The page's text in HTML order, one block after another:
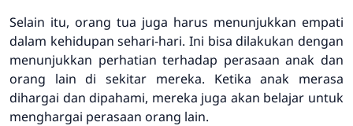
Selain itu, orang tua juga harus menunjukkan empati
dalam kehidupan sehari-hari. Ini bisa dilakukan dengan
menunjukkan perhatian terhadap perasaan anak dan
orang lain di sekitar mereka. Ketika anak merasa
dihargai dan dipahami, mereka juga akan belajar untuk
menghargai perasaan orang lain.